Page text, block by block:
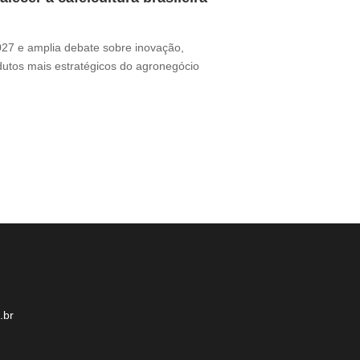
e amplia debate sobre inovação,
mais estratégicos do agronegócio